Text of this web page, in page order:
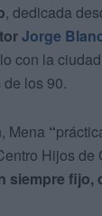
, dedicada
Jorge
con la
los 90.
Mena “
Hijos de
fijo,